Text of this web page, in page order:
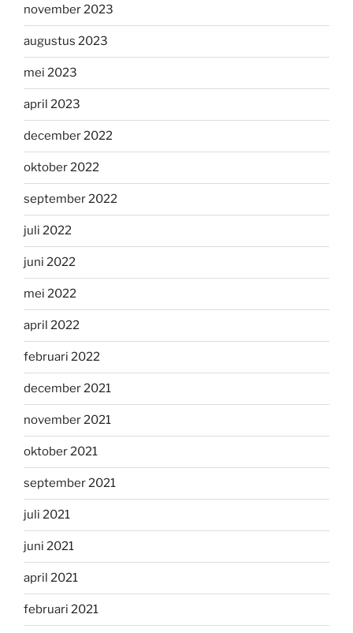
november 2023
augustus 2023
mei 2023
april 2023
december 2022
oktober 2022
september 2022
juli 2022
juni 2022
mei 2022
april 2022
februari 2022
december 2021
november 2021
oktober 2021
september 2021
juli 2021
juni 2021
april 2021
februari 2021